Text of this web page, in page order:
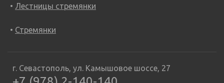
Лестницы стремянки
Стремянки
г. Севастополь, ул. Камышовое шоссе, 27